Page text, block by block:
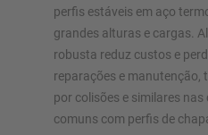
perfis estáveis em aço
grandes alturas e cargas.
robusta reduz custos e
reparações e manutenção,
por colisões e similares
comuns com perfis de